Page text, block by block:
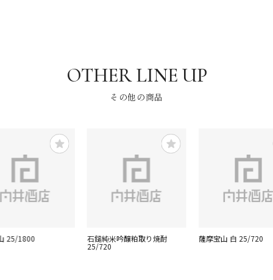
その他の商品
25/1800 石鎚純米吟醸粕取り焼酎
25/720
薩摩宝山 白 25/720